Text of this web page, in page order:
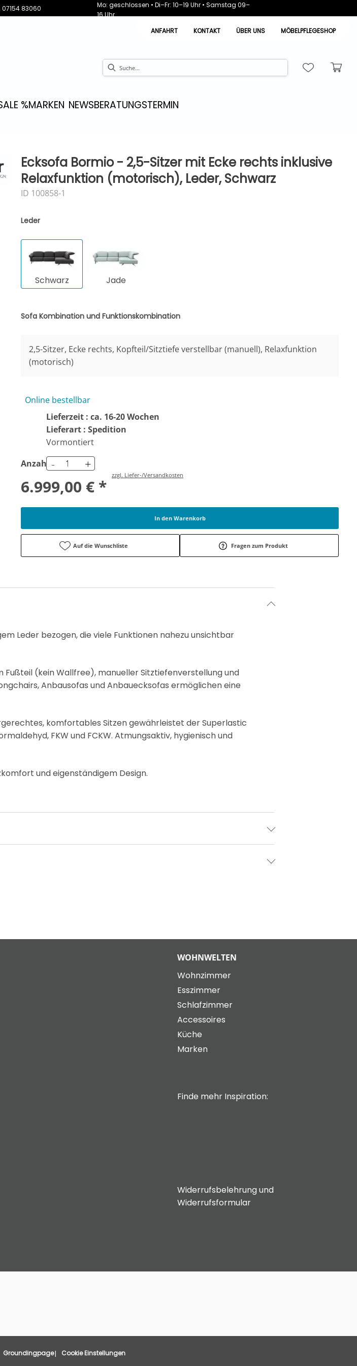
07154 83060
Mo: geschlossen • Di–Fr: 10–19 Uhr • Samstag 09–
16 Uhr
ANFAHRT
KONTAKT ÜBER UNS MÖBELPFLEGESHOP
%MARKEN NEWSBERATUNGSTERMIN
Ecksofa Bormio - 2,5-Sitzer mit Ecke rechts inklusive
Relaxfunktion (motorisch), Leder, Schwarz
ID 100858-1
Leder
Schwarz Jade
Sofa Kombination und Funktionskombination
2,5-Sitzer, Ecke rechts, Kopfteil/Sitztiefe verstellbar (manuell), Relaxfunktion
(motorisch)
Online bestellbar
Lieferzeit : ca. 16-20 Wochen
Lieferart : Spedition
Vormontiert
Anzahl - +
6.999,00 € *
zzgl. Liefer-/Versandkosten
In den Warenkorb
Auf die Wunschliste Fragen zum Produkt
Leder bezogen, die viele Funktionen nahezu unsichtbar
(kein Wallfree), manueller Sitztiefenverstellung und
Anbausofas und Anbauecksofas ermöglichen eine
komfortables Sitzen gewährleistet der Superlastic
FKW und FCKW. Atmungsaktiv, hygienisch und
und eigenständigem Design.
WOHNWELTEN
Wohnzimmer
Esszimmer
Schlafzimmer
Accessoires
Küche
Marken
Finde mehr Inspiration:
Widerrufsbelehrung und
Widerrufsformular
Groundingpage Cookie Einstellungen